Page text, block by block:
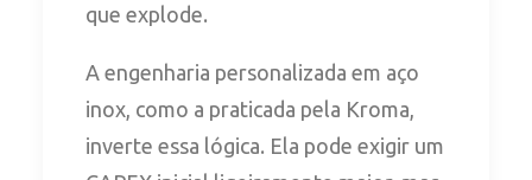
que explode.
A engenharia personalizada em aço
inox, como a praticada pela Kroma,
inverte essa lógica. Ela pode exigir um